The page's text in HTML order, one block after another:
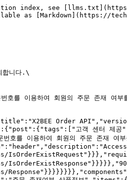
index, see
as [Markdown](https://
합니다.\
호를 이용하여 회원의 주문 존재 여부
Order
고객 센터 제공
문번호를 이용하여 회원의 주문